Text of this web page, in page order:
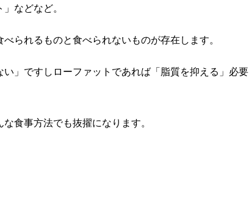
などなど。
られるものと食べられないものが存在します。
」ですしローファットであれば「脂質を抑える」必要
食事方法でも抜擢になります。